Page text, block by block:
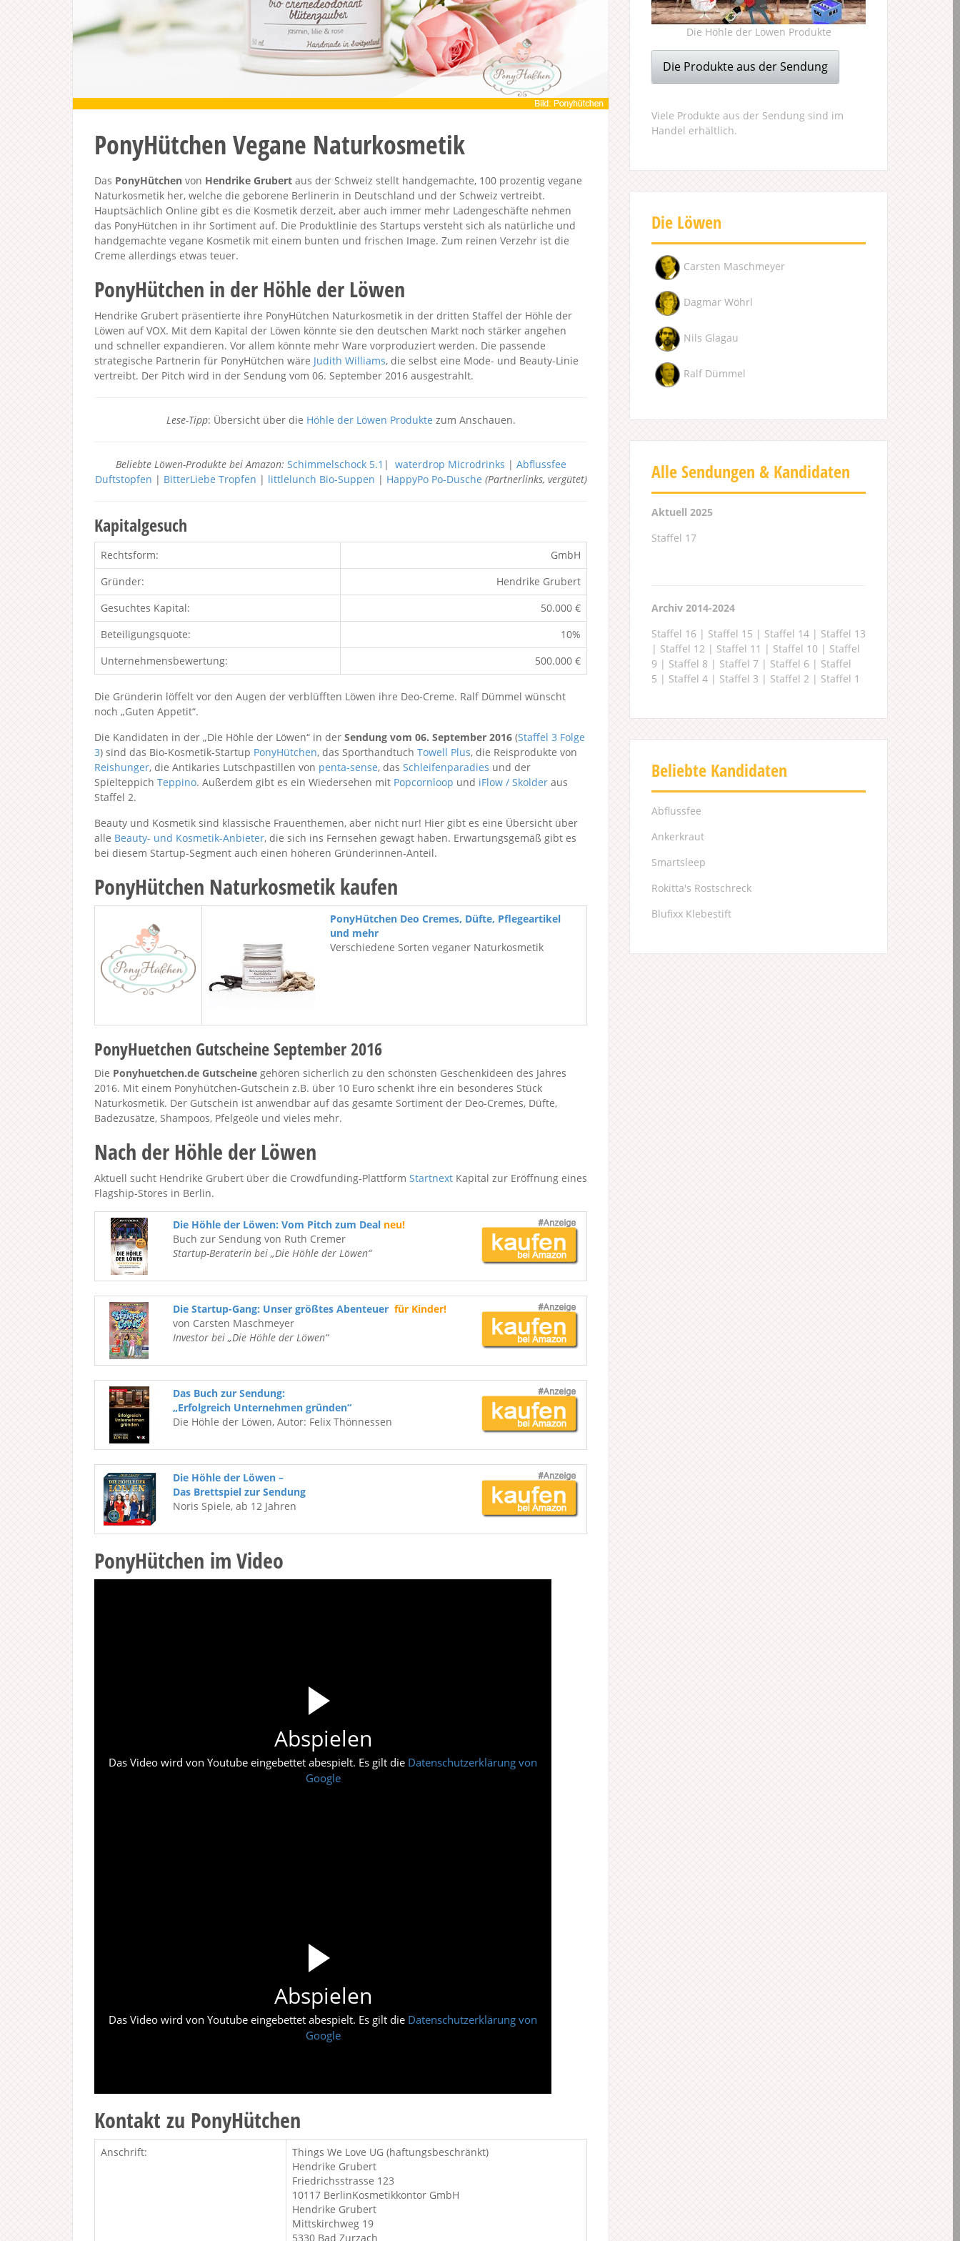
PonyHütchen Vegane Naturkosmetik
Das PonyHütchen von Hendrike Grubert aus der Schweiz stellt handgemachte, 100 prozentig vegane
Naturkosmetik her, welche die geborene Berlinerin in Deutschland und der Schweiz vertreibt.
Hauptsächlich Online gibt es die Kosmetik derzeit, aber auch immer mehr Ladengeschäfte nehmen
das PonyHütchen in ihr Sortiment auf. Die Produktlinie des Startups versteht sich als natürliche und
handgemachte vegane Kosmetik mit einem bunten und frischen Image. Zum reinen Verzehr ist die
Creme allerdings etwas teuer.
PonyHütchen in der Höhle der Löwen
Hendrike Grubert präsentierte ihre PonyHütchen Naturkosmetik in der dritten Staffel der Höhle der
Löwen auf VOX. Mit dem Kapital der Löwen könnte sie den deutschen Markt noch stärker angehen
und schneller expandieren. Vor allem könnte mehr Ware vorproduziert werden. Die passende
strategische Partnerin für PonyHütchen wäre Judith Williams, die selbst eine Mode- und Beauty-Linie
vertreibt. Der Pitch wird in der Sendung vom 06. September 2016 ausgestrahlt.
Lese-Tipp: Übersicht über die Höhle der Löwen Produkte zum Anschauen.
Beliebte Löwen-Produkte bei Amazon: Schimmelschock 5.1 | waterdrop Microdrinks | Abflussfee
Duftstopfen | BitterLiebe Tropfen | littlelunch Bio-Suppen | HappyPo Po-Dusche (Partnerlinks, vergütet)
Kapitalgesuch
Rechtsform:
GmbH
Gründer:
Hendrike Grubert
Gesuchtes Kapital:
50.000 €
Beteiligungsquote:
10%
Unternehmensbewertung:
500.000 €
Die Gründerin löffelt vor den Augen der verblüfften Löwen ihre Deo-Creme. Ralf Dümmel wünscht
noch „Guten Appetit“.
Die Kandidaten in der „Die Höhle der Löwen“ in der Sendung vom 06. September 2016 (Staffel 3 Folge
3) sind das Bio-Kosmetik-Startup PonyHütchen, das Sporthandtuch Towell Plus, die Reisprodukte von
Reishunger, die Antikaries Lutschpastillen von penta-sense, das Schleifenparadies und der
Spielteppich Teppino. Außerdem gibt es ein Wiedersehen mit Popcornloop und iFlow / Skolder aus
Staffel 2.
Beauty und Kosmetik sind klassische Frauenthemen, aber nicht nur! Hier gibt es eine Übersicht über
alle Beauty- und Kosmetik-Anbieter, die sich ins Fernsehen gewagt haben. Erwartungsgemäß gibt es
bei diesem Startup-Segment auch einen höheren Gründerinnen-Anteil.
PonyHütchen Naturkosmetik kaufen
PonyHütchen Deo Cremes, Düfte, Pflegeartikel
und mehr
Verschiedene Sorten veganer Naturkosmetik
PonyHuetchen Gutscheine September 2016
Die Ponyhuetchen.de Gutscheine gehören sicherlich zu den schönsten Geschenkideen des Jahres
2016. Mit einem Ponyhütchen-Gutschein z.B. über 10 Euro schenkt ihre ein besonderes Stück
Naturkosmetik. Der Gutschein ist anwendbar auf das gesamte Sortiment der Deo-Cremes, Düfte,
Badezusätze, Shampoos, Pfelgeöle und vieles mehr.
Nach der Höhle der Löwen
Aktuell sucht Hendrike Grubert über die Crowdfunding-Plattform Startnext Kapital zur Eröffnung eines
Flagship-Stores in Berlin.
Die Höhle der Löwen: Vom Pitch zum Deal neu!
Buch zur Sendung von Ruth Cremer
Startup-Beraterin bei „Die Höhle der Löwen“
Die Startup-Gang: Unser größtes Abenteuer für Kinder!
von Carsten Maschmeyer
Investor bei „Die Höhle der Löwen“
Das Buch zur Sendung:
„Erfolgreich Unternehmen gründen“
Die Höhle der Löwen, Autor: Felix Thönnessen
Die Höhle der Löwen –
Das Brettspiel zur Sendung
Noris Spiele, ab 12 Jahren
PonyHütchen im Video
Abspielen
Das Video wird von Youtube eingebettet abespielt. Es gilt die Datenschutzerklärung von
Google
Abspielen
Das Video wird von Youtube eingebettet abespielt. Es gilt die Datenschutzerklärung von
Google
Kontakt zu PonyHütchen
Anschrift:
Things We Love UG (haftungsbeschränkt)
Hendrike Grubert
Friedrichsstrasse 123
10117 BerlinKosmetikkontor GmbH
Hendrike Grubert
Mittskirchweg 19
5330 Bad Zurzach
Die Höhle der Löwen Produkte
Die Produkte aus der Sendung
Viele Produkte aus der Sendung sind im
Handel erhältlich.
Die Löwen
Carsten Maschmeyer
Dagmar Wöhrl
Nils Glagau
Ralf Dümmel
Alle Sendungen & Kandidaten
Aktuell 2025
Staffel 17
Archiv 2014-2024
Staffel 16 | Staffel 15 | Staffel 14 | Staffel 13
| Staffel 12 | Staffel 11 | Staffel 10 | Staffel
9 | Staffel 8 | Staffel 7 | Staffel 6 | Staffel
5 | Staffel 4 | Staffel 3 | Staffel 2 | Staffel 1
Beliebte Kandidaten
Abflussfee
Ankerkraut
Smartsleep
Rokitta's Rostschreck
Blufixx Klebestift